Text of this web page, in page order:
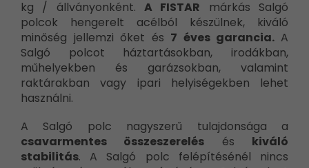
kg / állványonként. A FISTAR márkás Salgó
polcok hengerelt acélból készülnek, kiváló
minőség jellemzi őket és 7 éves garancia. A
Salgó polcot háztartásokban, irodákban,
műhelyekben és garázsokban, valamint
raktárakban vagy ipari helyiségekben lehet
használni.
A Salgó polc nagyszerű tulajdonsága a
csavarmentes összeszerelés és kiváló
stabilitás. A Salgó polc felépítésénél nincs